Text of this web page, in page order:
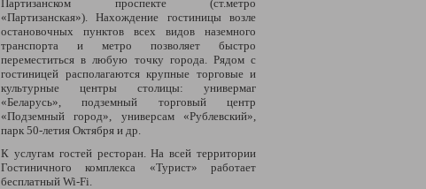
Партизанском проспекте (ст.метро
«Партизанская»). Нахождение гостиницы возле
остановочных пунктов всех видов наземного
транспорта и метро позволяет быстро
переместиться в любую точку города. Рядом с
гостиницей располагаются крупные торговые и
культурные центры столицы: универмаг
«Беларусь», подземный торговый центр
«Подземный город», универсам «Рублевский»,
парк 50-летия Октября и др.
К услугам гостей ресторан.На всей территории
Гостиничного комплекса «Турист» работает
бесплатный Wi-Fi.